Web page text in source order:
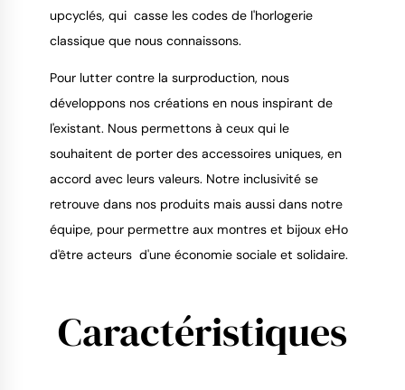
upcyclés, qui casse les codes de l'horlogerie
classique que nous connaissons.
Pour lutter contre la surproduction, nous
développons nos créations en nous inspirant de
l'existant. Nous permettons à ceux qui le
souhaitent de porter des accessoires uniques, en
accord avec leurs valeurs. Notre inclusivité se
retrouve dans nos produits mais aussi dans notre
équipe, pour permettre aux montres et bijoux eHo
d'être acteurs d'une économie sociale et solidaire.
Caractéristiques